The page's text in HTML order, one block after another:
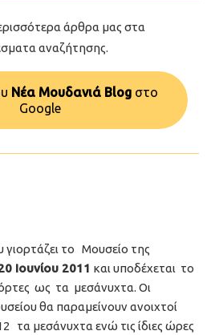
άρθρα μας στα
αναζήτησης.
Νέα Μουδανιά Blog στo
Google
το Μουσείο της
Ιουνίου 2011 και υποδέχεται το
ως τα μεσάνυχτα. Οι
θα παραμείνουν ανοιχτοί
τα μεσάνυχτα ενώ τις ίδιες ώρες